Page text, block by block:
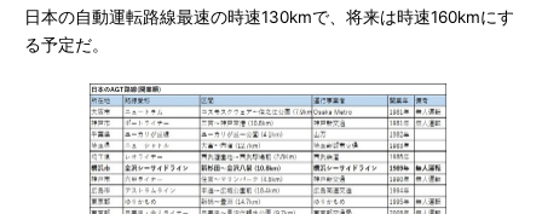
日本の自動運転路線最速の時速130kmで、将来は時速160kmにす
る予定だ。